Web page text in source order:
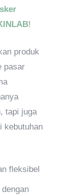
!
produk
pasar
tapi juga
kebutuhan
fleksibel